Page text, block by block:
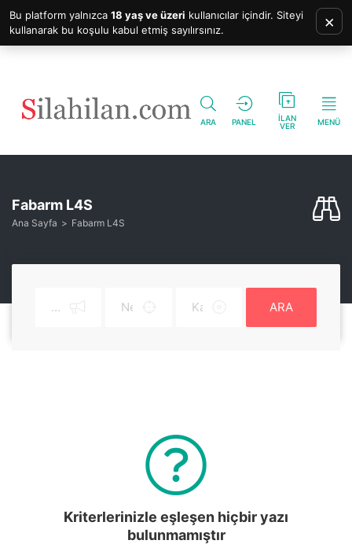
ARA PANEL
İLAN
VER
MENÜ
Fabarm L4S
Ana Sayfa Fabarm L4S
ARA
Kriterlerinizle eşleşen hiçbir yazı
bulunmamıştır
Bu platform yalnızca 18 yaş ve üzeri kullanıcılar içindir. Siteyi
kullanarak bu koşulu kabul etmiş sayılırsınız.
×